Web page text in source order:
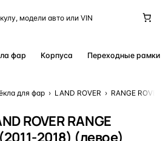
фар Корпуса Переходные рамки
для фар › LAND ROVER › RANGE
ROVER RANGE
(2011-2018) (левое)